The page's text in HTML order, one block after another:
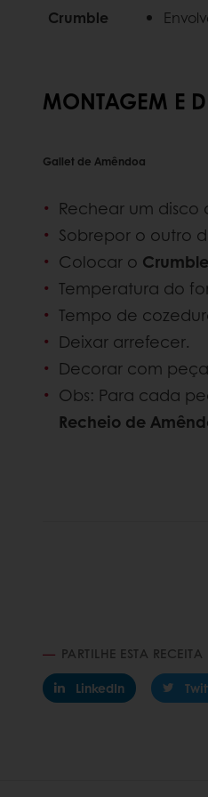
Crumble
MONTAGEM E
Gallet de Amêndoa
Rechear um disco
Sobrepor o outro
Colocar o Crumble
Temperatura do
Tempo de
Deixar arrefecer.
Decorar com
Obs: Para cada
Recheio de
PARTILHE ESTA RECEITA
LinkedIn